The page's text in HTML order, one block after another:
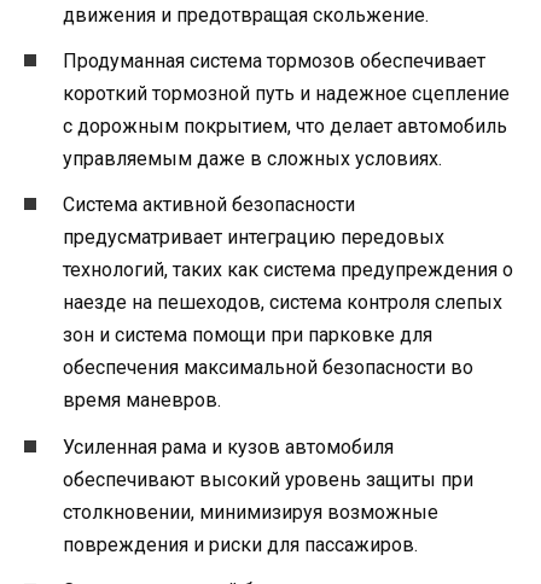
движения и предотвращая скольжение.
Продуманная система тормозов обеспечивает
короткий тормозной путь и надежное сцепление
с дорожным покрытием, что делает автомобиль
управляемым даже в сложных условиях.
Система активной безопасности
предусматривает интеграцию передовых
технологий, таких как система предупреждения о
наезде на пешеходов, система контроля слепых
зон и система помощи при парковке для
обеспечения максимальной безопасности во
время маневров.
Усиленная рама и кузов автомобиля
обеспечивают высокий уровень защиты при
столкновении, минимизируя возможные
повреждения и риски для пассажиров.